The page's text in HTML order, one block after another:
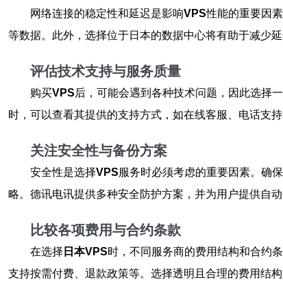
网络连接的稳定性和延迟是影响VPS性能的重要因
等数据。此外，选择位于日本的数据中心将有助于减少
评估技术支持与服务质量
购买VPS后，可能会遇到各种技术问题，因此选择
时，可以查看其提供的支持方式，如在线客服、电话支
关注安全性与备份方案
安全性是选择VPS服务时必须考虑的重要因素。确
略。德讯电讯提供多种安全防护方案，并为用户提供自
比较各项费用与合约条款
在选择 日本VPS时，不同服务商的费用结构和合约
支持按需付费、退款政策等。选择透明且合理的费用结